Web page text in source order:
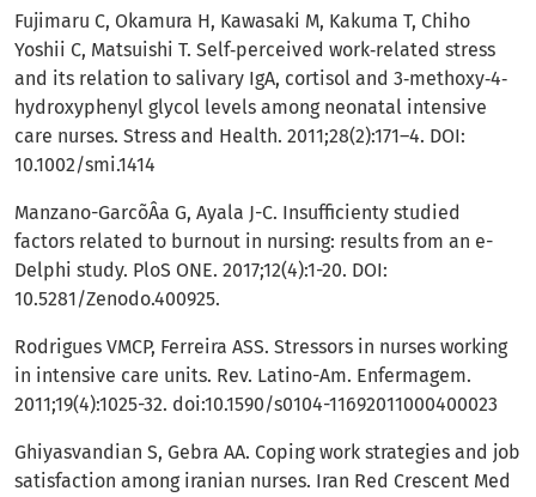
Fujimaru C, Okamura H, Kawasaki M, Kakuma T, Chiho
Yoshii C, Matsuishi T. Self‐perceived work‐related stress
and its relation to salivary IgA, cortisol and 3‐methoxy‐4‐
hydroxyphenyl glycol levels among neonatal intensive
care nurses. Stress and Health. 2011;28(2):171–4. DOI:
10.1002/smi.1414
Manzano-GarcõÂa G, Ayala J-C. Insufficienty studied
factors related to burnout in nursing: results from an e-
Delphi study. PloS ONE. 2017;12(4):1-20. DOI:
10.5281/Zenodo.400925.
Rodrigues VMCP, Ferreira ASS. Stressors in nurses working
in intensive care units. Rev. Latino-Am. Enfermagem.
2011;19(4):1025-32. doi:10.1590/s0104-11692011000400023
Ghiyasvandian S, Gebra AA. Coping work strategies and job
satisfaction among iranian nurses. Iran Red Crescent Med